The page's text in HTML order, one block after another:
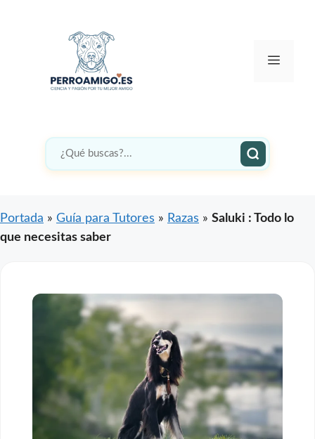
Menú
Portada » Guía para Tutores » Razas » Saluki : Todo lo
que necesitas saber